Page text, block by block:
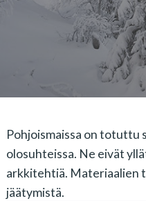
Pohjoismaissa on totuttu
olosuhteissa. Ne eivät
arkkitehtiä. Materiaalien
jäätymistä.